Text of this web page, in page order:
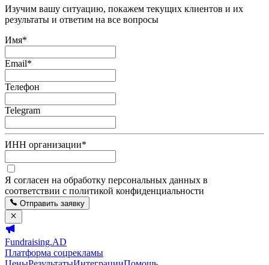
Изучим вашу ситуацию, покажем текущих клиентов и их
результаты и ответим на все вопросы
Имя*
Email*
Телефон
Telegram
ИНН организации*
Я согласен на обработку персональных данных в
соответствии с политикой конфиденциальности
Отправить заявку
Fundraising.AD
Платформа соцрекламы